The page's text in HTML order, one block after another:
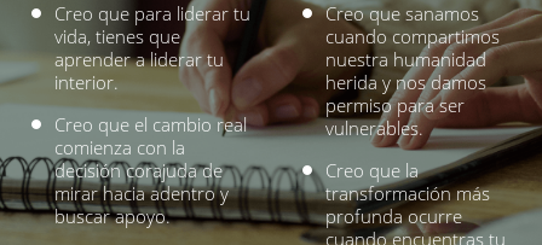
Creo que para liderar tu
vida, tienes que
aprender a liderar tu
interior.
Creo que el cambio real
comienza con la
decisión corajuda de
mirar hacia adentro y
buscar apoyo.
Creo que sanamos
cuando compartimos
nuestra humanidad
herida y nos damos
permiso para ser
vulnerables.
Creo que la
transformación más
profunda ocurre
cuando encuentras tu